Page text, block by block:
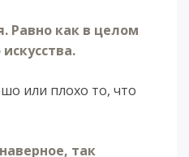
Равно как в целом
или плохо то, что
так